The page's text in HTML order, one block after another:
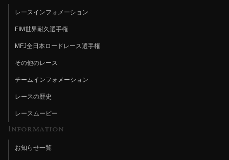
レースインフォメーション
FIM世界耐久選手権
MFJ全日本ロードレース選手権
その他のレース
チームインフォメーション
レースの歴史
レースムービー
Information
お知らせ一覧